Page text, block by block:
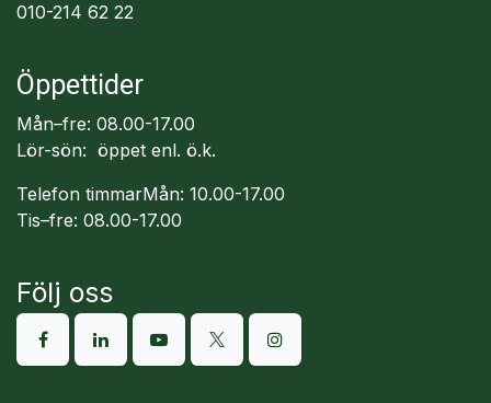
010-214 62 22
Öppettider
Mån–fre: 08.00-17.00
Lör-sön: öppet enl. ö.k.
Telefon timmarMån: 10.00-17.00
Tis–fre: 08.00-17.00
Följ oss